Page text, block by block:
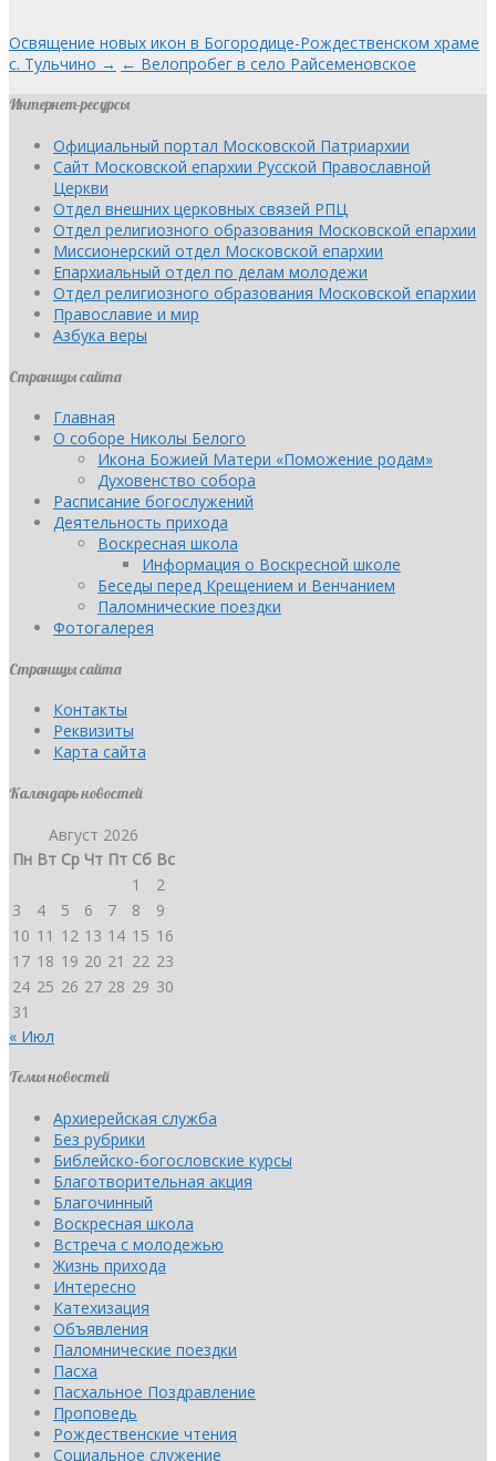
Освящение новых икон в Богородице-Рождественском храме
с. Тульчино → ← Велопробег в село Райсеменовское
Интернет-ресурсы
Официальный портал Московской Патриархии
Сайт Московской епархии Русской Православной
Церкви
Отдел внешних церковных связей РПЦ
Отдел религиозного образования Московской епархии
Миссионерский отдел Московской епархии
Епархиальный отдел по делам молодежи
Отдел религиозного образования Московской епархии
Православие и мир
Азбука веры
Страницы сайта
Главная
О соборе Николы Белого
Икона Божией Матери «Поможение родам»
Духовенство собора
Расписание богослужений
Деятельность прихода
Воскресная школа
Информация о Воскресной школе
Беседы перед Крещением и Венчанием
Паломнические поездки
Фотогалерея
Страницы сайта
Контакты
Реквизиты
Карта сайта
Календарь новостей
Август 2026
Пн Вт Ср Чт Пт Сб Вс
1
2
3
4 5 6 7 8
9
10 11 12 13 14 15 16
17 18 19 20 21 22 23
24 25 26 27 28 29 30
31
« Июл
Темы новостей
Архиерейская служба
Без рубрики
Библейско-богословские курсы
Благотворительная акция
Благочинный
Воскресная школа
Встреча с молодежью
Жизнь прихода
Интересно
Катехизация
Объявления
Паломнические поездки
Пасха
Пасхальное Поздравление
Проповедь
Рождественские чтения
Социальное служение